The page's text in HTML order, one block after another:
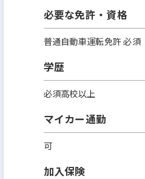
必要な免許・資格
普通自動車運転免許 必須
学歴
必須高校以上
マイカー通勤
可
加入保険